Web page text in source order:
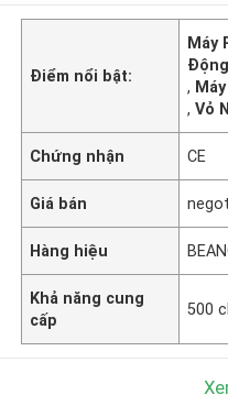
Điểm nổi bật:
Máy
Động
,
,Vỏ
Chứng nhận CE
Giá bán
Hàng hiệu
Khả năng cung
cấp
500